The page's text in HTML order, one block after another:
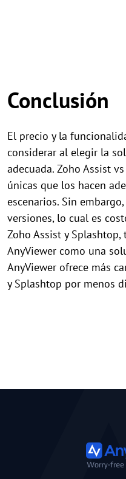
Conclusión
El precio y la
considerar al elegir la
adecuada. Zoho Assist
únicas que los hacen
escenarios. Sin
versiones, lo cual es
Zoho Assist y
AnyViewer como una
AnyViewer ofrece más
y Splashtop por menos